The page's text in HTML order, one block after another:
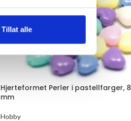
Tillat alle
Hjerteformet Perler i pastellfarger, 8
mm
Hobby